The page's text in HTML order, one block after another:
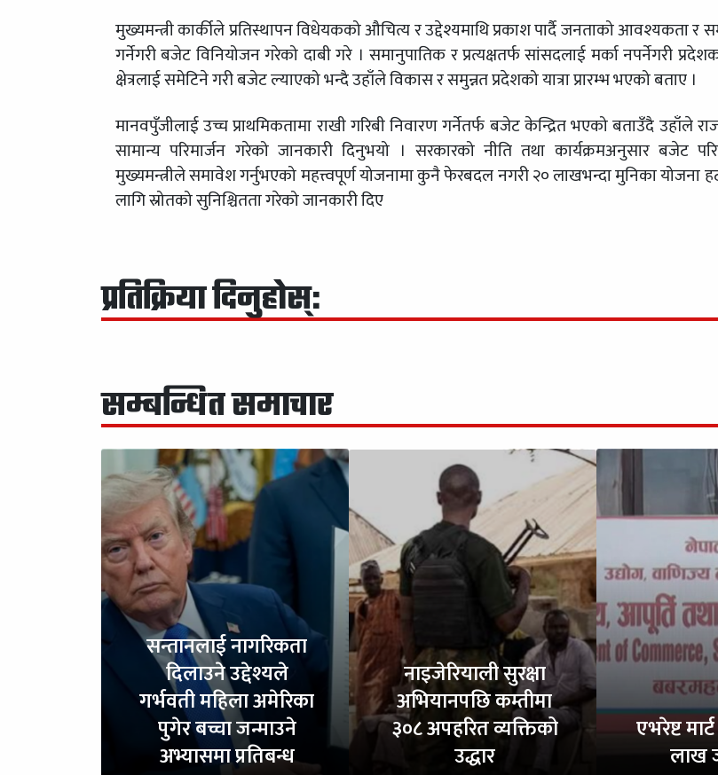
मुख्यमन्त्री कार्कीले प्रतिस्थापन विधेयकको औचित्य र उद्देश्यमाथि प्रकाश पार्दै जनताको आवश्यकता र
गर्नेगरी बजेट विनियोजन गरेको दाबी गरे । समानुपातिक र प्रत्यक्षतर्फ सांसदलाई मर्का नपर्नेगरी
क्षेत्रलाई समेटिने गरी बजेट ल्याएको भन्दै उहाँले विकास र समुन्नत प्रदेशको यात्रा प्रारम्भ भएको बताए ।
मानवपुँजीलाई उच्च प्राथमिकतामा राखी गरिबी निवारण गर्नेतर्फ बजेट केन्द्रित भएको बताउँदै उहाँले
सामान्य परिमार्जन गरेको जानकारी दिनुभयो । सरकारको नीति तथा कार्यक्रमअनुसार बजेट
मुख्यमन्त्रीले समावेश गर्नुभएको महत्त्वपूर्ण योजनामा कुनै फेरबदल नगरी २० लाखभन्दा मुनिका योजना
लागि स्रोतको सुनिश्चितता गरेको जानकारी दिए
प्रतिक्रिया दिनुहोस्:
सम्बन्धित समाचार
सन्तानलाई नागरिकता
दिलाउने उद्देश्यले
गर्भवती महिला अमेरिका
पुगेर बच्चा जन्माउने
अभ्यासमा प्रतिबन्ध
नाइजेरियाली सुरक्षा
अभियानपछि कम्तीमा
३०८ अपहरित व्यक्तिको
उद्धार
एभरेष्ट
लाख